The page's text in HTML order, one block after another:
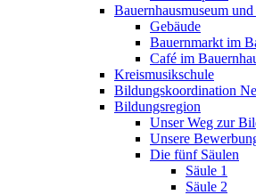
Bauernhausmuseum
Gebäude
Bauernmarkt im
Café im
Kreismusikschule
Bildungskoordination
Bildungsregion
Unser Weg zur
Unsere
Die fünf Säulen
Säule 1
Säule 2